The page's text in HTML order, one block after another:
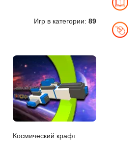
Игр в категории: 89
Космический крафт